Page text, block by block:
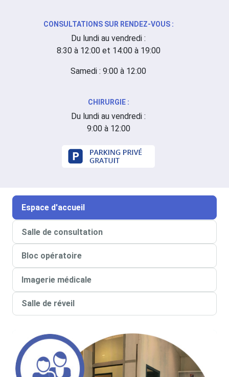
CONSULTATIONS SUR RENDEZ-VOUS :
Du lundi au vendredi :
8:30 à 12:00 et 14:00 à 19:00
Samedi : 9:00 à 12:00
CHIRURGIE :
Du lundi au vendredi :
9:00 à 12:00
Espace d'accueil
Salle de consultation
Bloc opératoire
Imagerie médicale
Salle de réveil